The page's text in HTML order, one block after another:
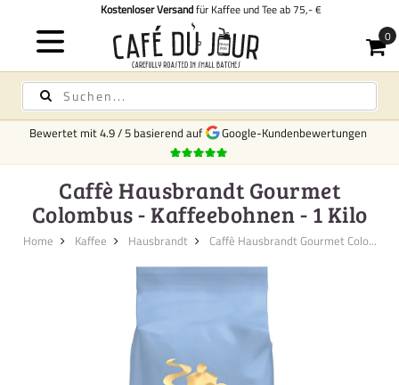
Kostenloser Versandfür Kaffee und Tee ab 75,- €
Bewertet mit4.9/5 basierend auf Google-Kundenbewertungen
Caffè Hausbrandt Gourmet
Colombus - Kaffeebohnen - 1 Kilo
Home Kaffee Hausbrandt Caffè Hausbrandt Gourmet Colo...